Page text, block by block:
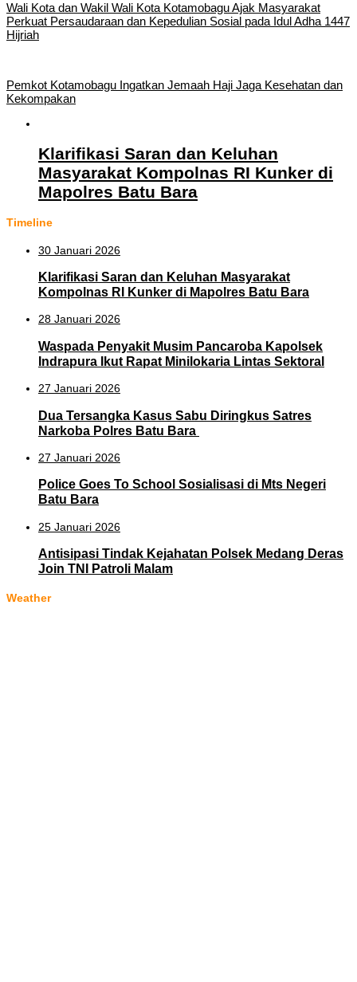
Wali Kota dan Wakil Wali Kota Kotamobagu Ajak Masyarakat
Perkuat Persaudaraan dan Kepedulian Sosial pada Idul Adha 1447
Hijriah
Pemkot Kotamobagu Ingatkan Jemaah Haji Jaga Kesehatan dan
Kekompakan
‎Klarifikasi Saran dan Keluhan
Masyarakat Kompolnas RI Kunker di
Mapolres Batu Bara
Timeline
30 Januari 2026
‎Klarifikasi Saran dan Keluhan Masyarakat
Kompolnas RI Kunker di Mapolres Batu Bara
28 Januari 2026
‎Waspada Penyakit Musim Pancaroba Kapolsek
Indrapura Ikut Rapat Minilokaria Lintas Sektoral
27 Januari 2026
‎Dua Tersangka Kasus Sabu Diringkus Satres
Narkoba Polres Batu Bara ‎
27 Januari 2026
‎Police Goes To School Sosialisasi di Mts Negeri
Batu Bara
25 Januari 2026
‎Antisipasi Tindak Kejahatan Polsek Medang Deras
Join TNI Patroli Malam
Weather